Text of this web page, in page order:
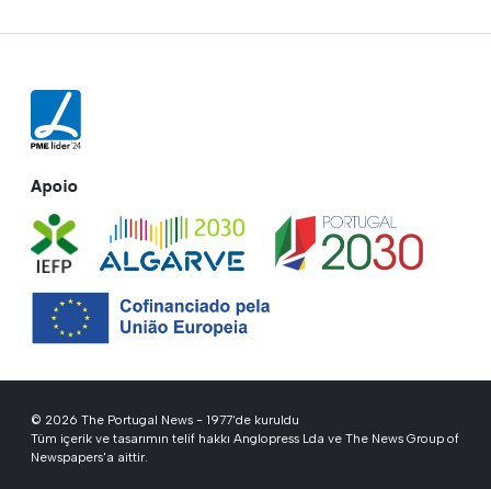
Apoio
© 2026 The Portugal News - 1977'de kuruldu
Tüm içerik ve tasarımın telif hakkı Anglopress Lda ve The News Group of
Newspapers'a aittir.